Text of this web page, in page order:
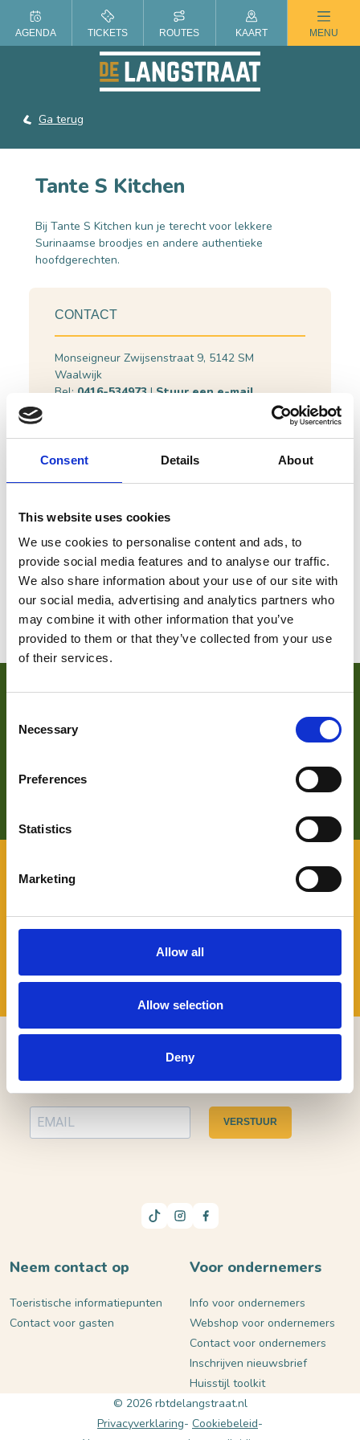
Consent Details About
This website uses cookies
We use cookies to personalise content and ads, to
provide social media features and to analyse our traffic.
We also share information about your use of our site with
our social media, advertising and analytics partners who
may combine it with other information that you’ve
provided to them or that they’ve collected from your use
of their services.
Selection
Necessary
Preferences
Statistics
Marketing
Allow all
Allow selection
Deny
ZOMER IN DE LANGSTRAAT
Ga terug
Tante S Kitchen
Bij Tante S Kitchen kun je terecht voor lekkere
Surinaamse broodjes en andere authentieke
hoofdgerechten.
CONTACT
Monseigneur Zwijsenstraat 9, 5142 SM
Waalwijk
Bel:0416-534973|Stuur een e-mail
VOOR ONDERNEMERS
Zoek je meer informatie over het bedrijf achter Bezoek De
Langstraat? Klik op de button en kom alles te weten over
Benieuwd naar wat er allemaal te beleven valt in De
Langstraat en wil je daarover graag persoonlijk advies? Je
kunt terecht bij onze Toeristische Informatiepunten.
MELD JE AAN VOOR ONZE NIEUWSBRIEF
VERSTUUR
Neem contact op
Toeristische informatiepunten
Contact voor gasten
Voor ondernemers
Info voor ondernemers
Webshop voor ondernemers
Contact voor ondernemers
Inschrijven nieuwsbrief
Huisstijl toolkit
© 2026 rbtdelangstraat.nl
Privacyverklaring Cookiebeleid
AGENDA TICKETS ROUTES KAART MENU